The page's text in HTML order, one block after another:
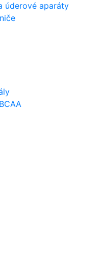
úderové aparáty